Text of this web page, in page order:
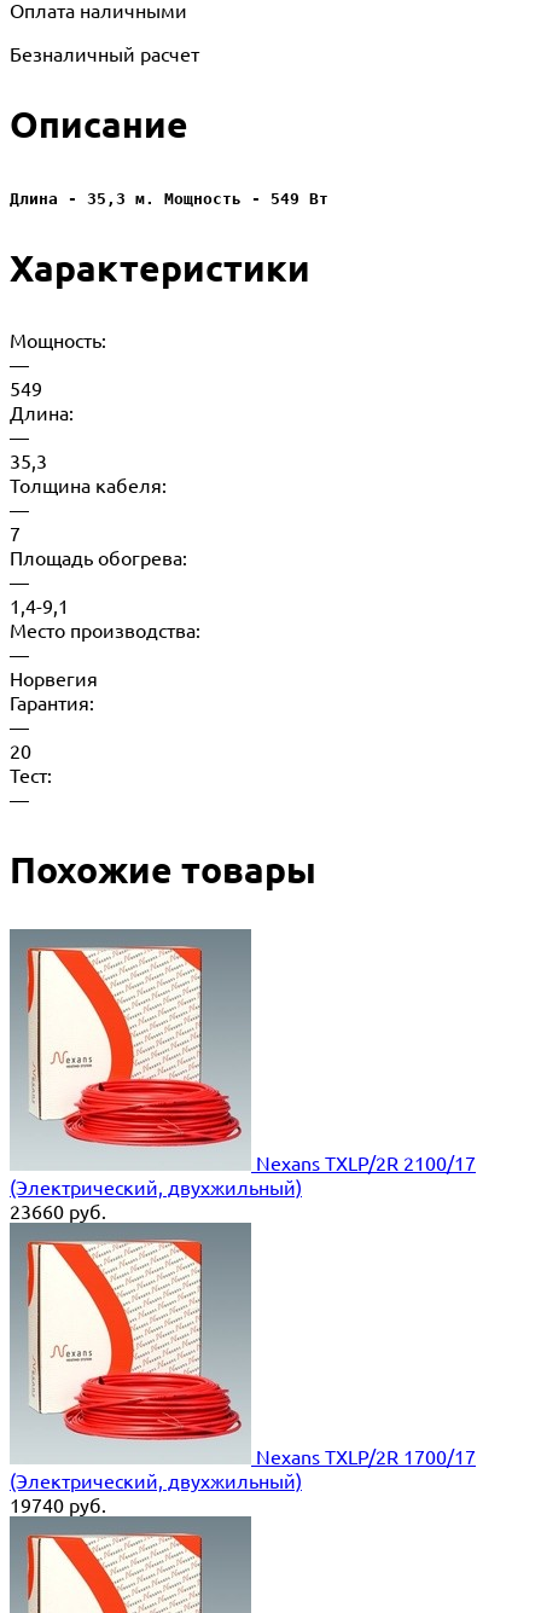
Оплата наличными
Безналичный расчет
Описание
Длина - 35,3 м. Мощность - 549 Вт
Характеристики
Мощность:
—
549
Длина:
—
35,3
Толщина кабеля:
—
7
Площадь обогрева:
—
1,4-9,1
Место производства:
—
Норвегия
Гарантия:
—
20
Тест:
—
Похожие товары
Nexans TXLP/2R 2100/17
(Электрический, двухжильный)
23660 руб.
Nexans TXLP/2R 1700/17
(Электрический, двухжильный)
19740 руб.